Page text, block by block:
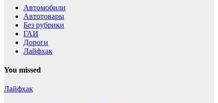
Автомобили
Автотовары
Без рубрики
ГАИ
Дороги
Лайфхак
You missed
Лайфхак